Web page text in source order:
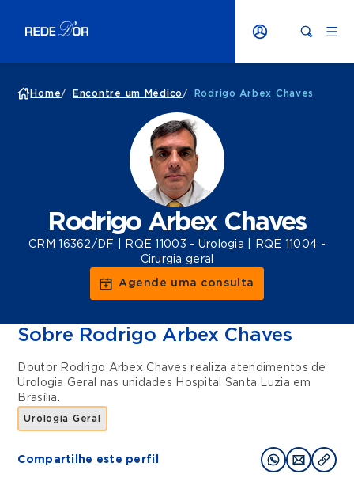
Home/ Encontre um Médico / Rodrigo Arbex Chaves
Rodrigo Arbex Chaves
CRM 16362/DF | RQE 11003 - Urologia | RQE 11004 -
Cirurgia geral
Agende uma consulta
Sobre Rodrigo Arbex Chaves
Doutor Rodrigo Arbex Chaves realiza atendimentos de
Urologia Geral
nas unidades Hospital Santa Luzia em
Brasília.
Urologia Geral
Compartilhe este perfil